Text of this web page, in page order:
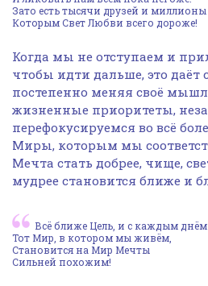
Зато есть тысячи друзей и миллионы
Которым Свет Любви всего дороже!
Когда мы не отступаем и
чтобы идти дальше, это
постепенно меняя своё
жизненные приоритеты,
перефокусируемся во всё
Миры, которым мы
Мечта стать добрее, чище,
мудрее становится ближе и
Всё ближе Цель, и с каждым днём
Тот Мир, в котором мы живём,
Становится на Мир Мечты
Сильней похожим!